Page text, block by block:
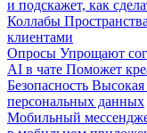
и подскажет, как
Коллабы
клиентами
Опросы Упрощают
AI в чате Поможет
Безопасность Высокая
персональных данных
Мобильный